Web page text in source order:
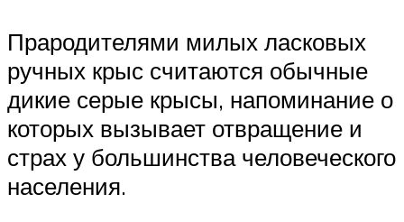
Прародителями милых ласковых
ручных крыс считаются обычные
дикие серые крысы, напоминание о
которых вызывает отвращение и
страх у большинства человеческого
населения.